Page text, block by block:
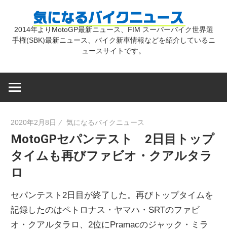
気
バ
ク
2014年よりMotoGP最新ニュース、FIM スーパーバイク世界選
手権(SBK)最新ニュース、バイク新車情報などを紹介しているニ
ュースサイトです。
2020年2月8日 気になるバイクニュース
MotoGPセパンテスト 2日目トップ
タイムも再びファビオ・クアルタラ
ロ
セパンテスト2日目が終了した。再びトップタイムを
記録したのはペトロナス・ヤマハ・SRTのファビ
オ・クアルタラロ、2位にPramacのジャック・ミラ